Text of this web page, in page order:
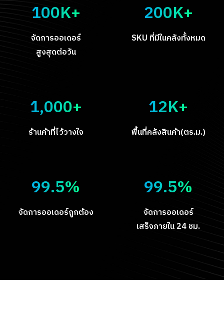
100K+
จัดการออเดอร์
สูงสุดต่อวัน
200K+
SKU ที่มีในคลังทั้งหมด
1,000+
ร้านค้าที่ไว้วางใจ
12K+
พื้นที่คลังสินค้า(ตร.ม.)
99.5%
จัดการออเดอร์ถูกต้อง
99.5%
จัดการออเดอร์
เสร็จภายใน 24 ชม.